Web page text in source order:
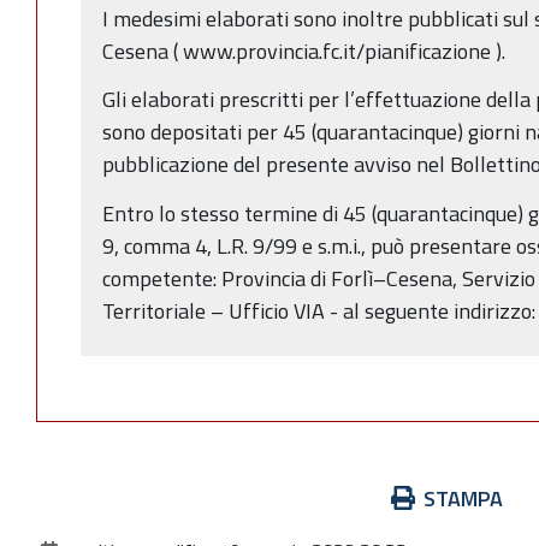
I medesimi elaborati sono inoltre pubblicati
Cesena ( www.provincia.fc.it/pianificazione ).
Gli elaborati prescritti per l’effettuazione della
sono depositati per 45 (quarantacinque) giorni
pubblicazione del presente avviso nel
Entro lo stesso termine di 45 (quarantacinque)
9, comma 4, L.R. 9/99 e s.m.i., può presentare
competente: Provincia di Forlì–Cesena,
Territoriale – Ufficio VIA - al seguente
STAMPA